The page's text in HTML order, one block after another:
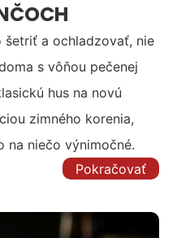
šetriť a ochladzovať, nie
s vôňou pečenej
hus na novú
zimného korenia,
na niečo výnimočné.
Pokračovať